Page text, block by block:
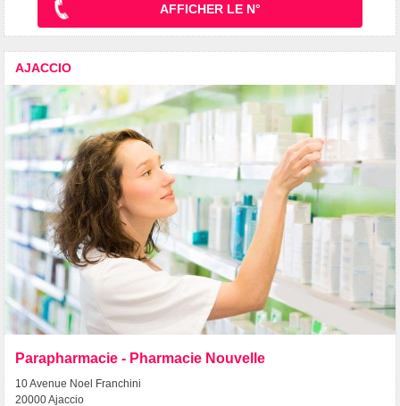
AFFICHER LE N°
AJACCIO
Parapharmacie - Pharmacie Nouvelle
10 Avenue Noel Franchini
20000 Ajaccio